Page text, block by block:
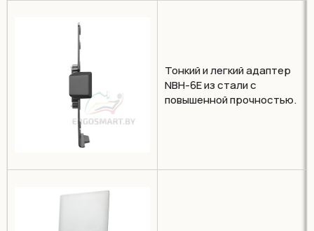
Тонкий и легкий адаптер
NBH-6E из стали с
повышенной прочностью.